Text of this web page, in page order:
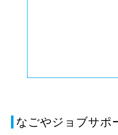
なごやジョブサポ